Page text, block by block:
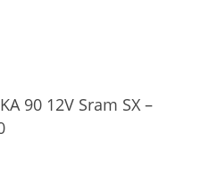
90 12V Sram SX –